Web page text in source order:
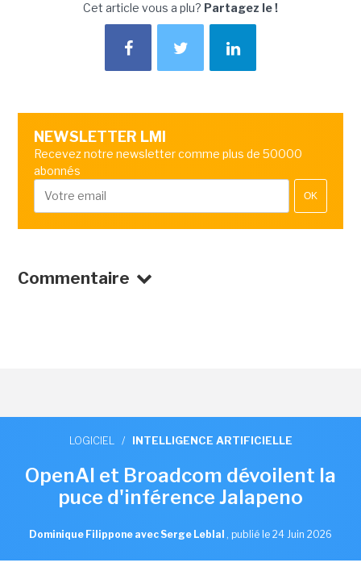
Cet article vous a plu? Partagez le !
NEWSLETTER LMI
Recevez notre newsletter comme plus de 50000
abonnés
OK
Commentaire
LOGICIEL / INTELLIGENCE ARTIFICIELLE
OpenAI et Broadcom dévoilent la
puce d'inférence Jalapeno
Dominique Filippone avec Serge Leblal , publié le 24 Juin 2026